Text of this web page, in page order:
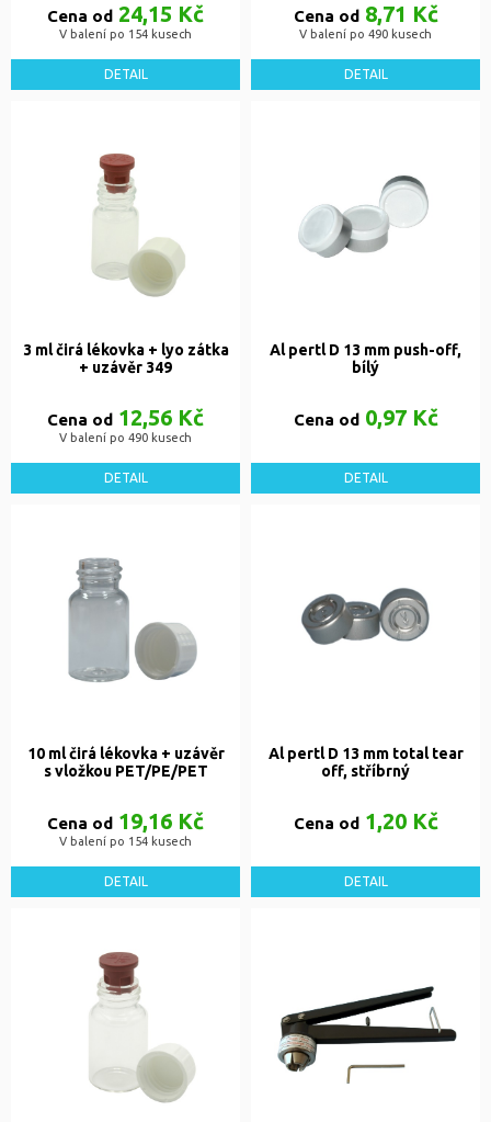
Cena od 24,15 Kč
V balení po 154 kusech
DETAIL
Cena od8,71 Kč
V balení po 490 kusech
DETAIL
3 ml čirá lékovka + lyo zátka
+ uzávěr 349
Cena od 12,56 Kč
V balení po 490 kusech
DETAIL
Al pertl D 13 mm push-off,
bílý
Cena od0,97 Kč
DETAIL
10 ml čirá lékovka + uzávěr
s vložkou PET/PE/PET
Cena od 19,16 Kč
V balení po 154 kusech
DETAIL
Al pertl D 13 mm total tear
off, stříbrný
Cena od1,20 Kč
DETAIL